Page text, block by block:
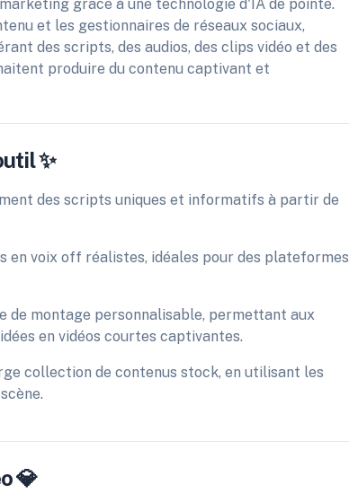
grâce à une technologie d'IA de pointe.
et les gestionnaires de réseaux sociaux,
des scripts, des audios, des clips vidéo et des
produire du contenu captivant et
✨
des scripts uniques et informatifs à partir de
en voix off réalistes, idéales pour des plateformes
de montage personnalisable, permettant aux
en vidéos courtes captivantes.
collection de contenus stock, en utilisant les
💎